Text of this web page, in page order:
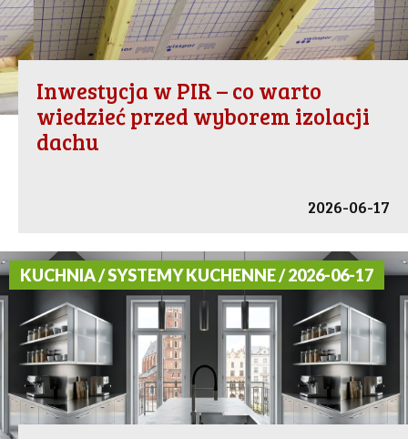
Inwestycja w PIR – co warto
wiedzieć przed wyborem izolacji
dachu
2026-06-17
KUCHNIA / SYSTEMY KUCHENNE / 2026-06-17